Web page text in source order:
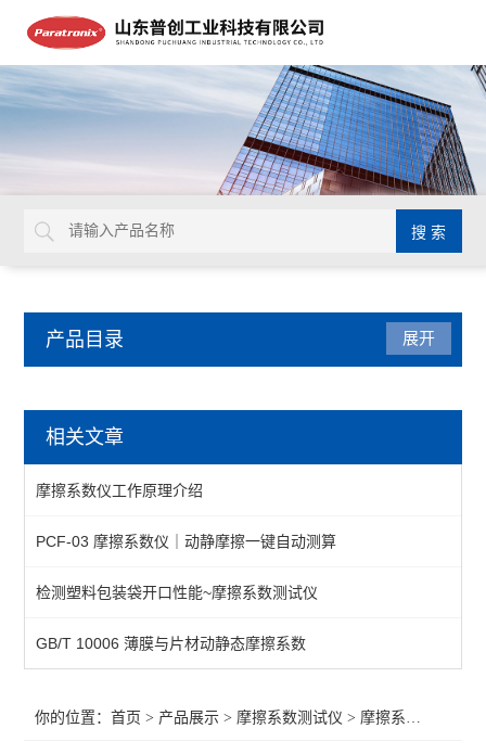
产品目录
表面爽滑性测试仪
摩擦系数仪
展开
相关文章
摩擦系数仪工作原理介绍
PCF-03 摩擦系数仪｜动静摩擦一键自动测算
检测塑料包装袋开口性能~摩擦系数测试仪
GB/T 10006 薄膜与片材动静态摩擦系数
你的位置：首页 > 产品展示 > 摩擦系数测试仪 > 摩擦系数仪